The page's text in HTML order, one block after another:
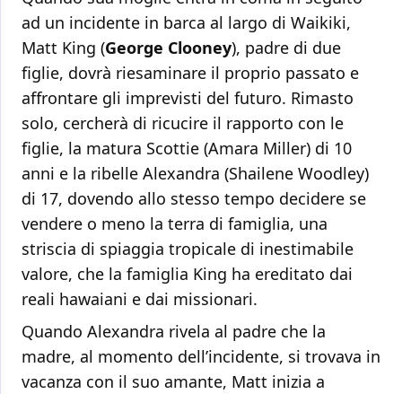
ad un incidente in barca al largo di Waikiki,
Matt King (George Clooney), padre di due
figlie, dovrà riesaminare il proprio passato e
affrontare gli imprevisti del futuro. Rimasto
solo, cercherà di ricucire il rapporto con le
figlie, la matura Scottie (Amara Miller) di 10
anni e la ribelle Alexandra (Shailene Woodley)
di 17, dovendo allo stesso tempo decidere se
vendere o meno la terra di famiglia, una
striscia di spiaggia tropicale di inestimabile
valore, che la famiglia King ha ereditato dai
reali hawaiani e dai missionari.
Quando Alexandra rivela al padre che la
madre, al momento dell’incidente, si trovava in
vacanza con il suo amante, Matt inizia a